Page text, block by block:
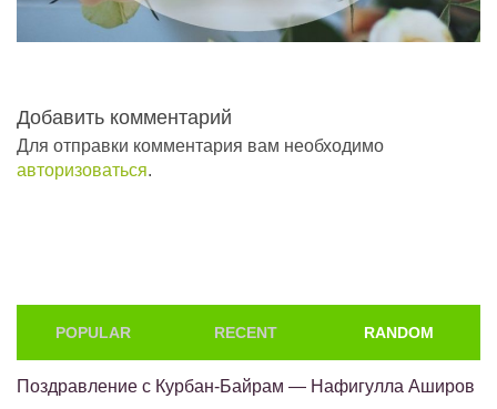
Добавить комментарий
Для отправки комментария вам необходимо
авторизоваться.
POPULAR RECENT RANDOM
Поздравление с Курбан-Байрам — Нафигулла Аширов